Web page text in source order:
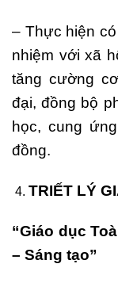
– Thực hiện
nhiệm với xã
tăng cường
đại, đồng bộ
học, cung
đồng.
TRIẾT LÝ
“Giáo dục
– Sáng tạo”